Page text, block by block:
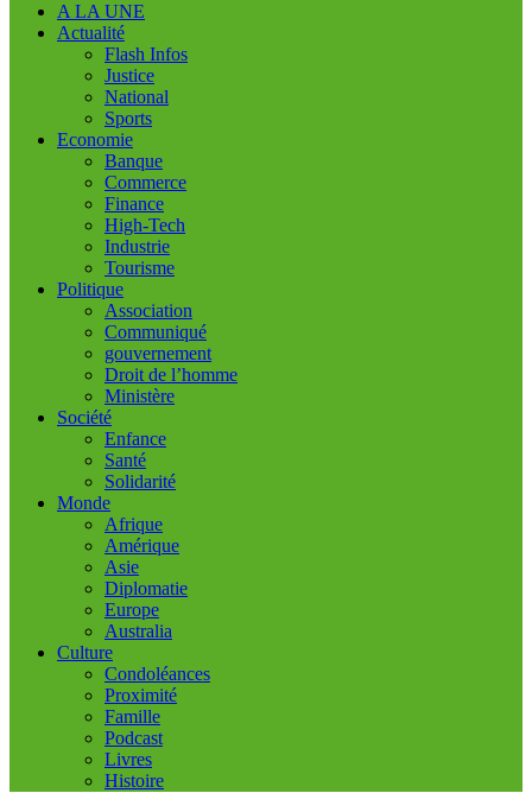
A LA UNE
Actualité
Flash Infos
Justice
National
Sports
Economie
Banque
Commerce
Finance
High-Tech
Industrie
Tourisme
Politique
Association
Communiqué
gouvernement
Droit de l’homme
Ministère
Société
Enfance
Santé
Solidarité
Monde
Afrique
Amérique
Asie
Diplomatie
Europe
Australia
Culture
Condoléances
Proximité
Famille
Podcast
Livres
Histoire